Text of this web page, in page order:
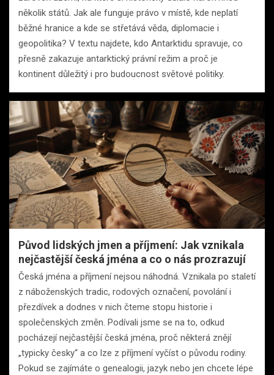
několik států. Jak ale funguje právo v místě, kde neplatí
běžné hranice a kde se střetává věda, diplomacie i
geopolitika? V textu najdete, kdo Antarktidu spravuje, co
přesně zakazuje antarktický právní režim a proč je
kontinent důležitý i pro budoucnost světové politiky.
Původ lidských jmen a příjmení: Jak vznikala
nejčastější česká jména a co o nás prozrazují
Česká jména a příjmení nejsou náhodná. Vznikala po staletí
z náboženských tradic, rodových označení, povolání i
přezdívek a dodnes v nich čteme stopu historie i
společenských změn. Podívali jsme se na to, odkud
pocházejí nejčastější česká jména, proč některá znějí
„typicky česky“ a co lze z příjmení vyčíst o původu rodiny.
Pokud se zajímáte o genealogii, jazyk nebo jen chcete lépe